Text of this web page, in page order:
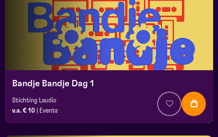
Bandje Bandje Dag 1
Stichting Laudio
v.a. € 10
Events